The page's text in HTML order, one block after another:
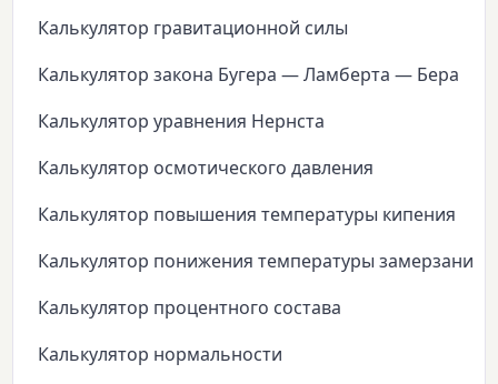
Калькулятор гравитационной силы
Калькулятор закона Бугера — Ламберта — Бера
Калькулятор уравнения Нернста
Калькулятор осмотического давления
Калькулятор повышения температуры кипения
Калькулятор понижения температуры замерзания
Калькулятор процентного состава
Калькулятор нормальности